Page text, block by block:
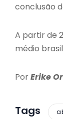
conclusão
A partir de
médio
PorErike
Tags